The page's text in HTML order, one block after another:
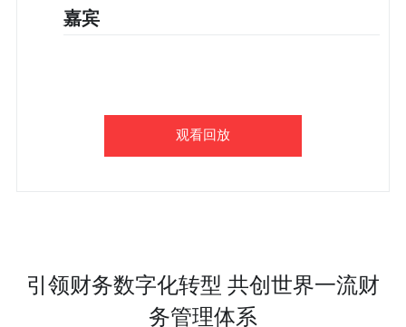
嘉宾
观看回放
引领财务数字化转型 共创世界一流财
务管理体系